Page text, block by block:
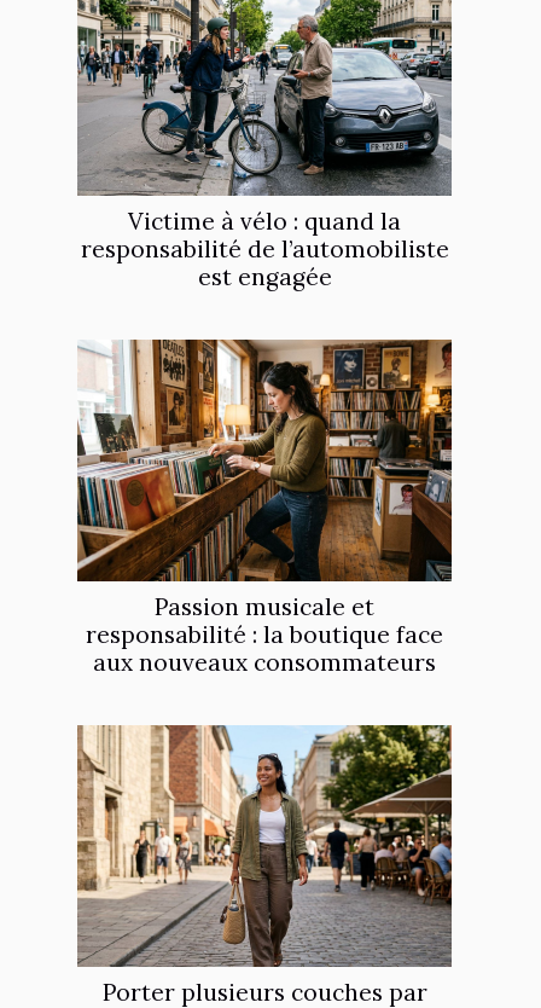
Victime à vélo : quand la
responsabilité de l’automobiliste
est engagée
Passion musicale et
responsabilité : la boutique face
aux nouveaux consommateurs
Porter plusieurs couches par